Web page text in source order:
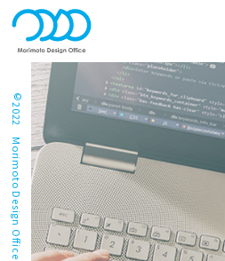
©2022 Morimoto Design Office